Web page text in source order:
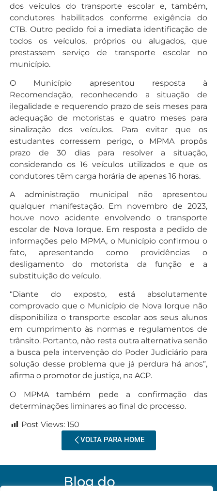
dos veículos do transporte escolar e, também,
condutores habilitados conforme exigência do
CTB. Outro pedido foi a imediata identificação de
todos os veículos, próprios ou alugados, que
prestassem serviço de transporte escolar no
município.
O Município apresentou resposta à
Recomendação, reconhecendo a situação de
ilegalidade e requerendo prazo de seis meses para
adequação de motoristas e quatro meses para
sinalização dos veículos. Para evitar que os
estudantes corressem perigo, o MPMA propôs
prazo de 30 dias para resolver a situação,
considerando os 16 veículos utilizados e que os
condutores têm carga horária de apenas 16 horas.
A administração municipal não apresentou
qualquer manifestação. Em novembro de 2023,
houve novo acidente envolvendo o transporte
escolar de Nova Iorque. Em resposta a pedido de
informações pelo MPMA, o Município confirmou o
fato, apresentando como providências o
desligamento do motorista da função e a
substituição do veículo.
“Diante do exposto, está absolutamente
comprovado que o Município de Nova Iorque não
disponibiliza o transporte escolar aos seus alunos
em cumprimento às normas e regulamentos de
trânsito. Portanto, não resta outra alternativa senão
a busca pela intervenção do Poder Judiciário para
solução desse problema que já perdura há anos”,
afirma o promotor de justiça, na ACP.
O MPMA também pede a confirmação das
determinações liminares ao final do processo.
Post Views: 150
VOLTA PARA HOME